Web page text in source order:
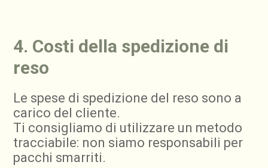
4. Costi della spedizione di
reso
Le spese di spedizione del reso sono a
carico del cliente.
Ti consigliamo di utilizzare un metodo
tracciabile: non siamo responsabili per
pacchi smarriti.